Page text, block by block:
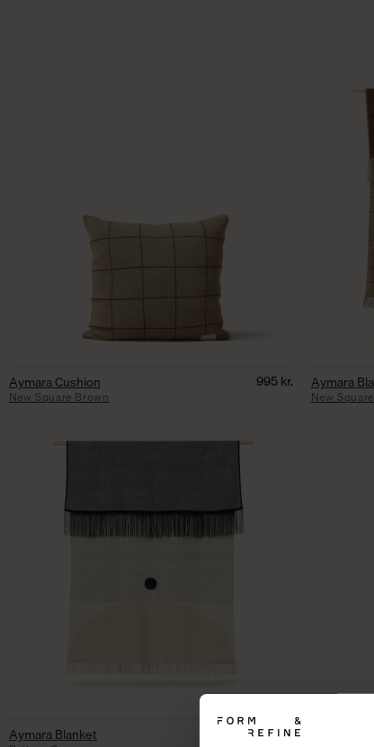
Aymara Cushion
New Square Brown
995kr. Aymara
New
Aymara Blanket 2.495 kr.